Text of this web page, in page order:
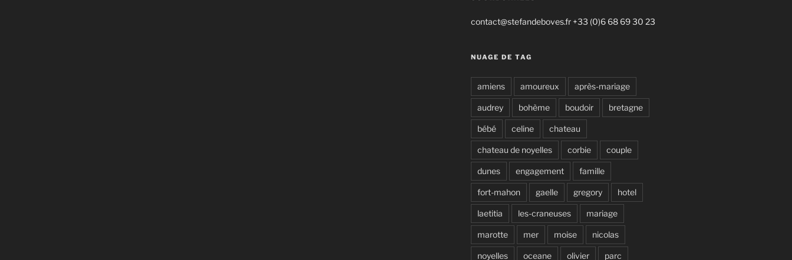
contact@stefandeboves.fr +33 (0)6 68 69 30 23
NUAGE DE TAG
amiens amoureux après-mariage
audrey bohème boudoir bretagne
bébé celine chateau
chateau de noyelles corbie couple
dunes engagement famille
fort-mahon gaelle gregory hotel
laetitia les-craneuses mariage
marotte mer moise nicolas
noyelles oceane olivier parc